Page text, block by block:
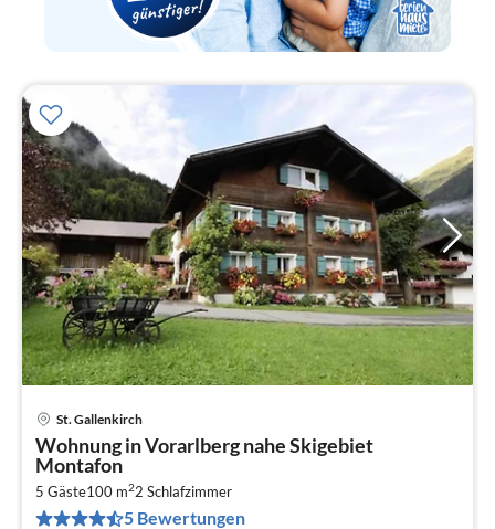
St. Gallenkirch
Wohnung in Vorarlberg nahe Skigebiet
Montafon
5 Gäste100 m22 Schlafzimmer
5 Bewertungen